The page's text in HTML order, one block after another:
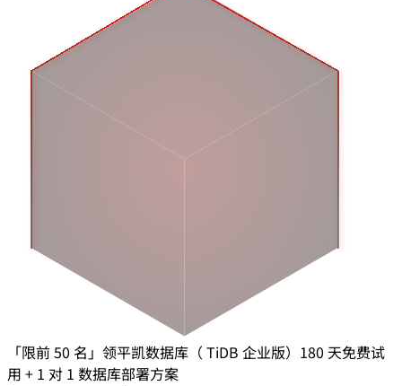
「限前 50 名」领平凯数据库（ TiDB 企业版）180 天免费试
用 + 1 对 1 数据库部署方案